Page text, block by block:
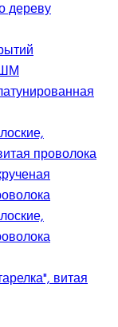
дереву
проволока
витая